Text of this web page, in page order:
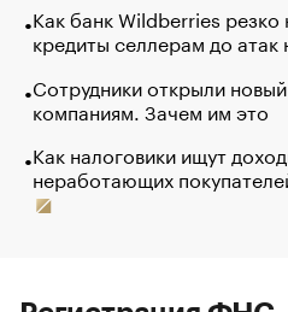
Как банк Wildberries резко
кредиты селлерам до атак
Сотрудники открыли
компаниям. Зачем им это
Как налоговики ищут
неработающих